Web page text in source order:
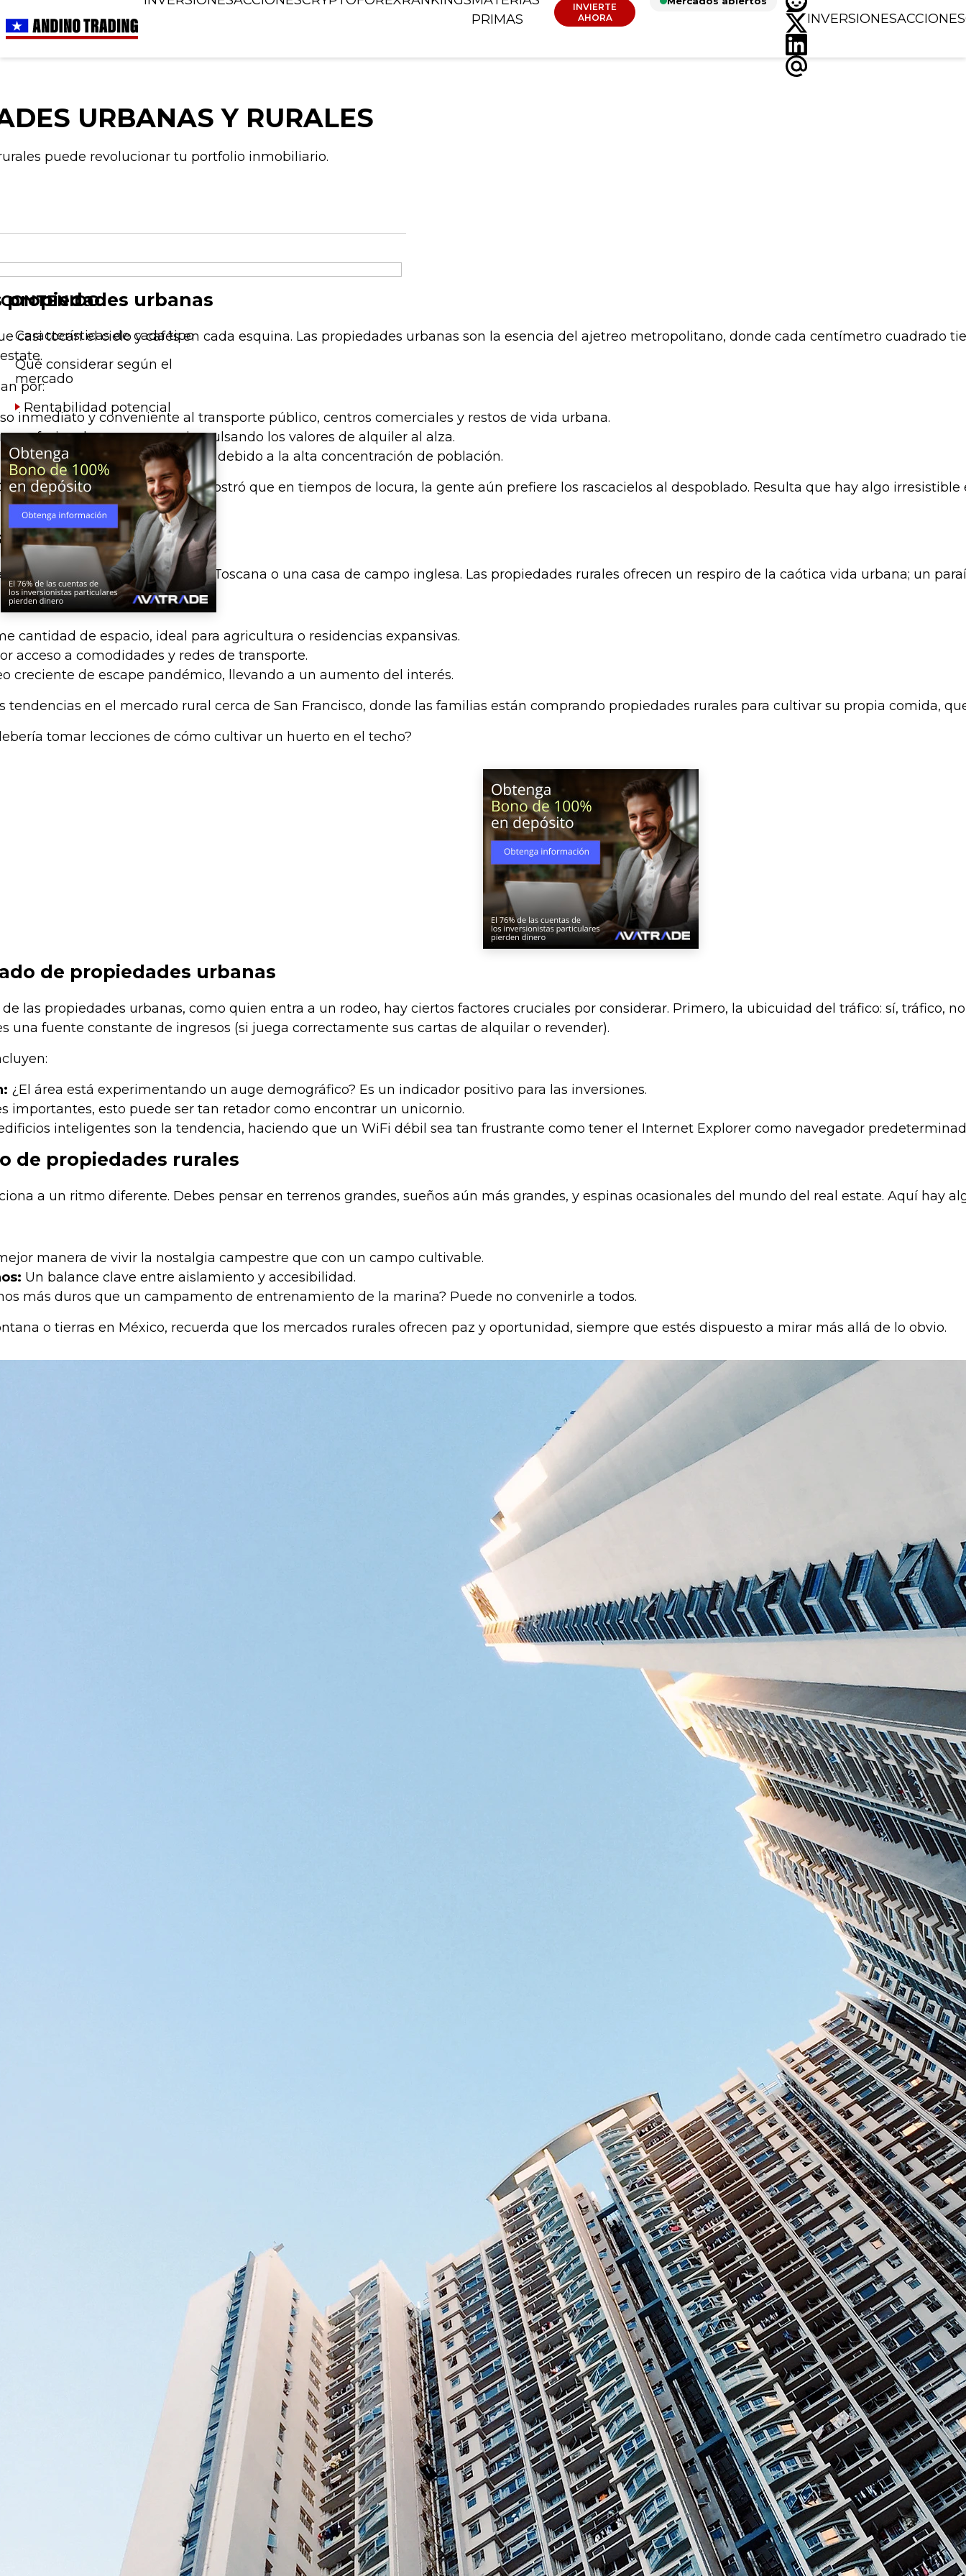
PRIMAS
INVIERTE
AHORA
INVERSIONESACCIONES
URBANAS Y RURALES
puede revolucionar tu portfolio inmobiliario.
CONTENIDO
Características de cada tipo
Qué considerar según el
mercado
Rentabilidad potencial
propiedades urbanas
casi tocan el cielo y cafés en cada esquina. Las propiedades urbanas son la esencia del ajetreo metropolitano, donde cada centímetro cuadrado
por:
inmediato y conveniente al transporte público, centros comerciales y restos de vida urbana.
profesionales y empresas, impulsando los valores de alquiler al alza.
metros cuadrados por dólar debido a la alta concentración de población.
el mercado de Nueva York demostró que en tiempos de locura, la gente aún prefiere los rascacielos al despoblado. Resulta que hay algo
propiedades rurales
imagina una finca en la Toscana o una casa de campo inglesa. Las propiedades rurales ofrecen un respiro de la caótica vida urbana; un
cantidad de espacio, ideal para agricultura o residencias expansivas.
acceso a comodidades y redes de transporte.
creciente de escape pandémico, llevando a un aumento del interés.
tendencias en el mercado rural cerca de San Francisco, donde las familias están comprando propiedades rurales para cultivar su propia comida,
tomar lecciones de cómo cultivar un huerto en el techo?
de propiedades urbanas
las propiedades urbanas, como quien entra a un rodeo, hay ciertos factores cruciales por considerar. Primero, la ubicuidad del tráfico: sí, tráfico,
una fuente constante de ingresos (si juega correctamente sus cartas de alquilar o revender).
¿El área está experimentando un auge demográfico? Es un indicador positivo para las inversiones.
importantes, esto puede ser tan retador como encontrar un unicornio.
inteligentes son la tendencia, haciendo que un WiFi débil sea tan frustrante como tener el Internet Explorer como navegador
de propiedades rurales
a un ritmo diferente. Debes pensar en terrenos grandes, sueños aún más grandes, y espinas ocasionales del mundo del real estate. Aquí hay
manera de vivir la nostalgia campestre que con un campo cultivable.
Un balance clave entre aislamiento y accesibilidad.
más duros que un campamento de entrenamiento de la marina? Puede no convenirle a todos.
o tierras en México, recuerda que los mercados rurales ofrecen paz y oportunidad, siempre que estés dispuesto a mirar más allá de lo obvio.